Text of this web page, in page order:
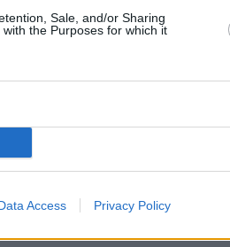
Sale, and/or Sharing
the Purposes for which it
Access Privacy Policy
μπορεί να έχει
News
και μάθετε πρώτοι